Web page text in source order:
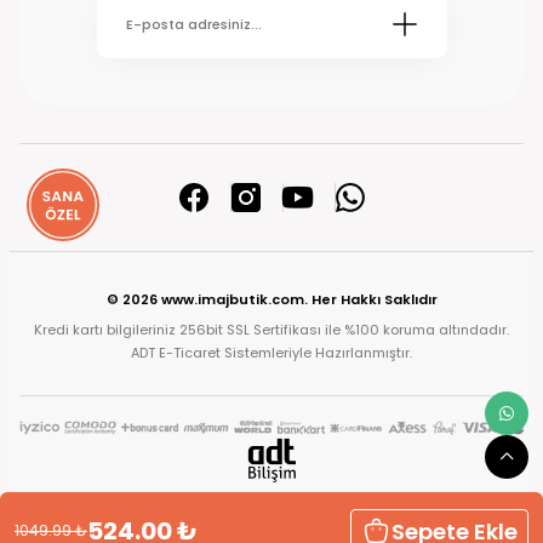
1049.99₺524.00₺ Sepete Ekle
© 2026 www.imajbutik.com. Her Hakkı Saklıdır
Kredi kartı bilgileriniz 256bit SSL Sertifikası ile %100 koruma altındadır.
ADT E-Ticaret Sistemleriyle Hazırlanmıştır.